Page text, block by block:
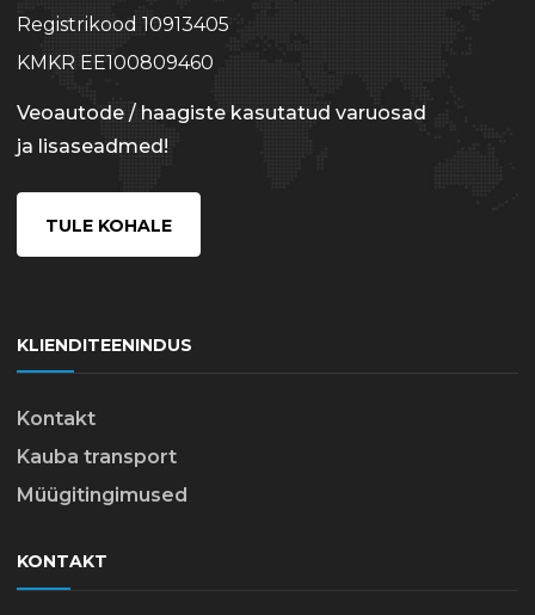
Registrikood 10913405
KMKR EE100809460
Veoautode / haagiste kasutatud varuosad
ja lisaseadmed!
TULE KOHALE
KLIENDITEENINDUS
Kontakt
Kauba transport
Müügitingimused
KONTAKT